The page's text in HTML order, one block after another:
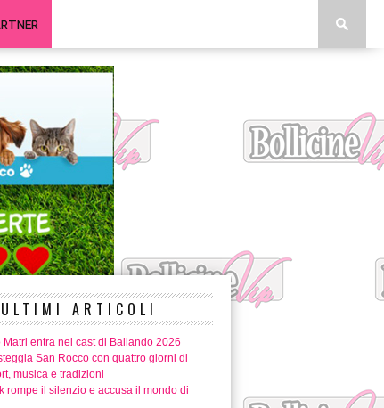
ULTIMI ARTICOLI
Matri entra nel cast di Ballando 2026
San Rocco con quattro giorni di
musica e tradizioni
rompe il silenzio e accusa il mondo di